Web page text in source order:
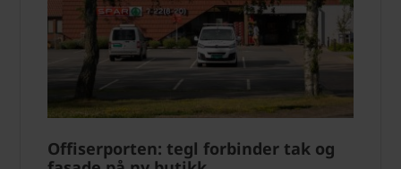
Offiserporten: tegl forbinder tak og